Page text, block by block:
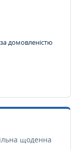
домовленістю
щоденна